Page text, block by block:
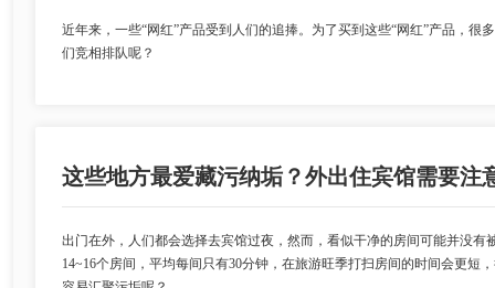
近年来，一些“网红”产品受到人们的追捧。为了买到这些“网红”产品，很
们竞相排队呢？
这些地方最爱藏污纳垢？外出住宾馆需要注
出门在外，人们都会选择去宾馆过夜，然而，看似干净的房间可能并没
14~16个房间，平均每间只有30分钟，在旅游旺季打扫房间的时间会更短